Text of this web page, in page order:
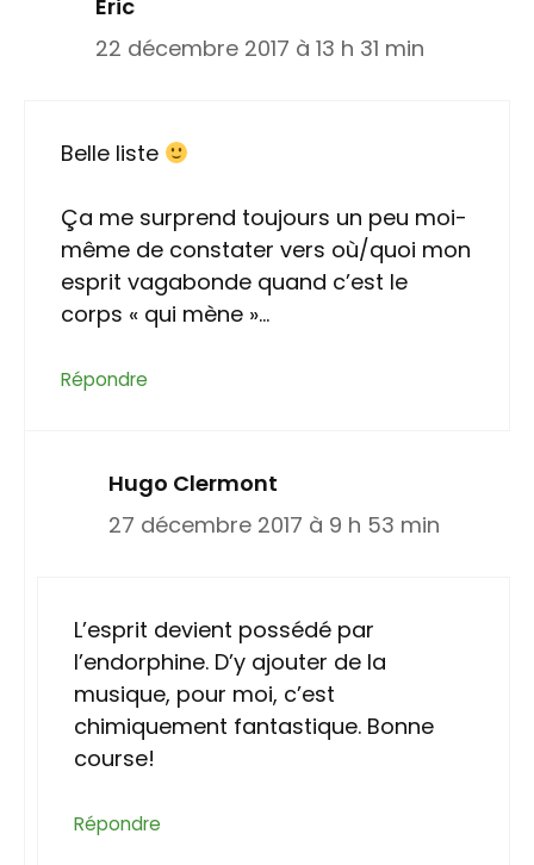
Eric
22 décembre 2017 à 13 h 31 min
Belle liste
Ça me surprend toujours un peu moi-
même de constater vers où/quoi mon
esprit vagabonde quand c’est le
corps « qui mène »…
Répondre
Hugo Clermont
27 décembre 2017 à 9 h 53 min
L’esprit devient possédé par
l’endorphine. D’y ajouter de la
musique, pour moi, c’est
chimiquement fantastique. Bonne
course!
Répondre